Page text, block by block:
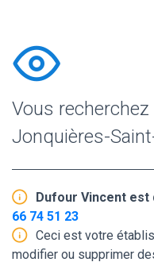
Vous
Jonquières-
Dufour Vincent est
66 74 51 23
Ceci est votre
modifier ou supprimer